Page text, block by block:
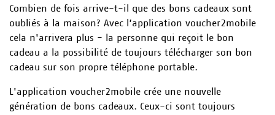
Combien de fois arrive-t-il que des bons cadeaux sont
oubliés à la maison? Avec l’application voucher2mobile
cela n'arrivera plus - la personne qui reçoit le bon
cadeau a la possibilité de toujours télécharger son bon
cadeau sur son propre téléphone portable.
L'application voucher2mobile crée une nouvelle
génération de bons cadeaux. Ceux-ci sont toujours